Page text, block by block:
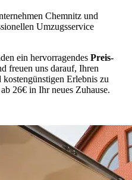
Chemnitz und
Umzugsservice
ein hervorragendes Preis-
freuen uns darauf, Ihren
Erlebnis zu
26€ in Ihr neues Zuhause.